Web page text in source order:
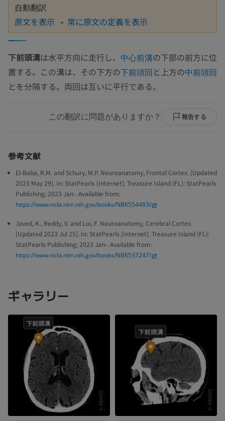
自動翻訳
原文を表示 常に原文の定義を表示
下前頭溝は水平方向に走行し、 中心前溝の下部の前方に位
置する。この溝は、その下方の下前頭回 と上方の中前頭回
とを分隔する。両回は互いに平行である。
この翻訳に問題がありますか？ 報告する
参考文献
El-Baba, R.M. and Schury, M.P. Neuroanatomy, Frontal Cortex. [Updated
2023 May 29]. In: StatPearls [Internet]. Treasure Island (FL): StatPearls
Publishing; 2023 Jan-. Available from:
https://www.ncbi.nlm.nih.gov/books/NBK554483/
Javed, K., Reddy, V. and Lui, F. Neuroanatomy, Cerebral Cortex.
[Updated 2023 Jul 25]. In: StatPearls [Internet]. Treasure Island (FL):
StatPearls Publishing; 2023 Jan-. Available from:
https://www.ncbi.nlm.nih.gov/books/NBK537247/
ギャラリー